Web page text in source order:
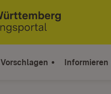
Vorschlagen Informieren